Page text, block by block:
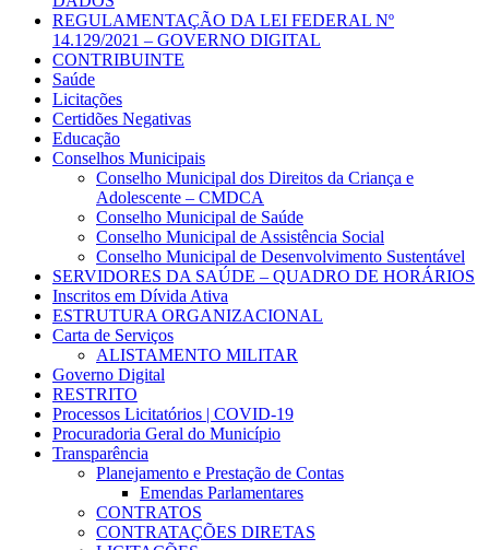
REGULAMENTAÇÃO DA LEI FEDERAL Nº
14.129/2021 – GOVERNO DIGITAL
CONTRIBUINTE
Saúde
Licitações
Certidões Negativas
Educação
Conselhos Municipais
Conselho Municipal dos Direitos da Criança e
Adolescente – CMDCA
Conselho Municipal de Saúde
Conselho Municipal de Assistência Social
Conselho Municipal de Desenvolvimento Sustentável
SERVIDORES DA SAÚDE – QUADRO DE HORÁRIOS
Inscritos em Dívida Ativa
ESTRUTURA ORGANIZACIONAL
Carta de Serviços
ALISTAMENTO MILITAR
Governo Digital
RESTRITO
Processos Licitatórios | COVID-19
Procuradoria Geral do Município
Transparência
Planejamento e Prestação de Contas
Emendas Parlamentares
CONTRATOS
CONTRATAÇÕES DIRETAS